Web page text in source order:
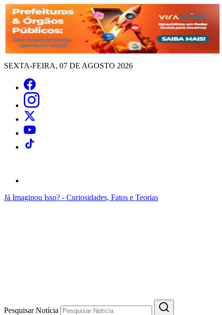
SEXTA-FEIRA, 07 DE AGOSTO 2026
Já Imaginou Isso? - Curiosidades, Fatos e Teorias
Pesquisar Notícia